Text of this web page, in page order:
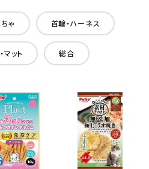
ゃ 首輪・ハーネス
マット 総合